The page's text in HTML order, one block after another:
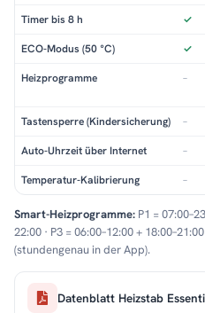
Timer bis 8 h ✓
ECO-Modus (50 °C) ✓
Heizprogramme –
Tastensperre (Kindersicherung) –
Auto-Uhrzeit über Internet –
Temperatur-Kalibrierung –
Smart-Heizprogramme: P1 =
22:00 · P3 = 06:00–12:00 +
(stundengenau in der App).
Datenblatt Heizstab